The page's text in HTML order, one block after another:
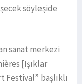
söyleşide
sanat merkezi
[Işıklar
Festival” başlıklı